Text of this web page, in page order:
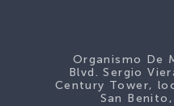
Organismo De
Blvd. Sergio
Century Tower,
San